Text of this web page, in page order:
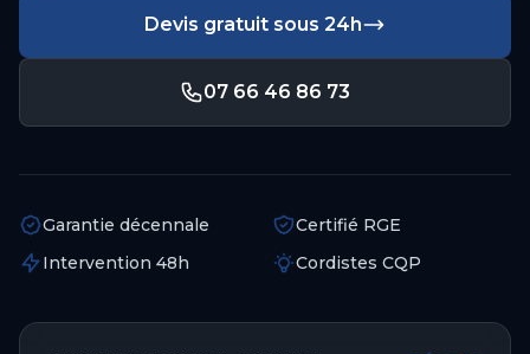
Devis gratuit sous 24h
07 66 46 86 73
Garantie décennale
Certifié RGE
Intervention 48h
Cordistes CQP